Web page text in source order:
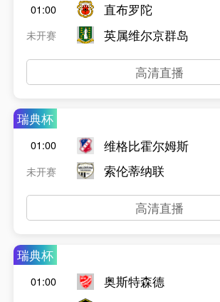
01:00
未开赛
直布罗陀
英属维尔京群岛
高清直播
瑞典杯
01:00
未开赛
维格比霍尔姆斯
索伦蒂纳联
高清直播
瑞典杯
01:00
奥斯特森德